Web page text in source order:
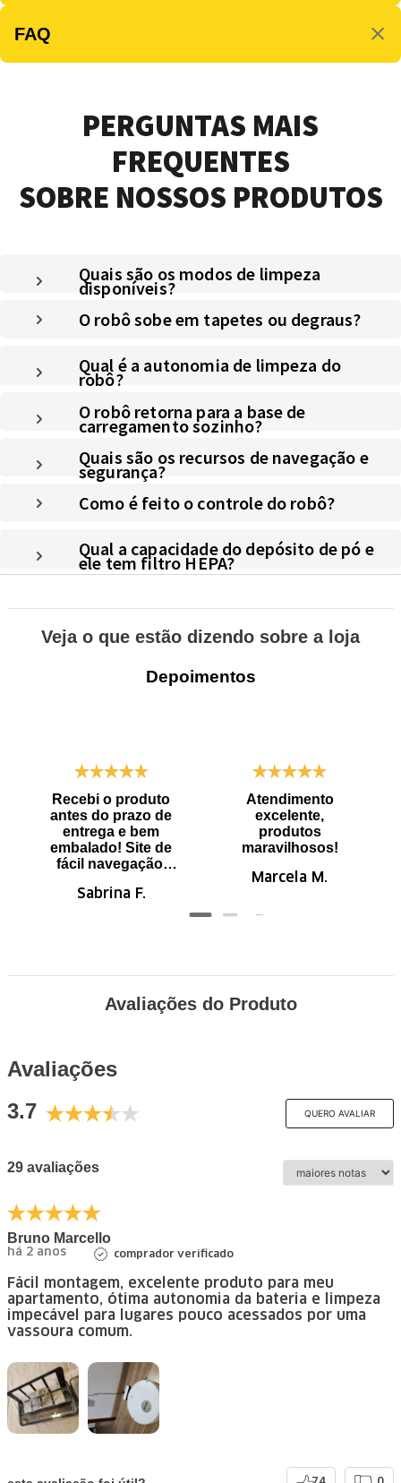
FAQ
PERGUNTAS MAIS
FREQUENTES
SOBRE NOSSOS PRODUTOS
Quais são os modos de limpeza
disponíveis?
O robô sobe em tapetes ou degraus?
Qual é a autonomia de limpeza do
robô?
O robô retorna para a base de
carregamento sozinho?
Quais são os recursos de navegação e
segurança?
Como é feito o controle do robô?
Qual a capacidade do depósito de pó e
ele tem filtro HEPA?
Veja o que estão dizendo sobre a loja
Depoimentos
Recebi o produto
antes do prazo de
entrega e bem
embalado! Site de
fácil navegação.
Sabrina F.
Atendimento
excelente,
produtos
maravilhosos!
Marcela M.
Avaliações do Produto
Avaliações
3.7
QUERO AVALIAR
29 avaliações
Bruno Marcello
há 2 anos comprador verificado
Fácil montagem, excelente produto para meu
apartamento, ótima autonomia da bateria e limpeza
impecável para lugares pouco acessados por uma
vassoura comum.